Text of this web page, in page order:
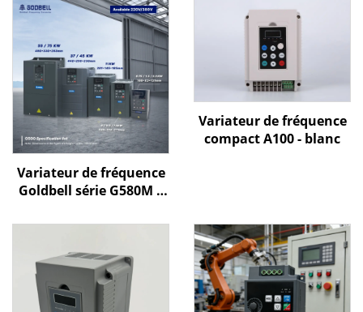
Variateur de fréquence
Goldbell série G580M |
Commande V/f et
Variateur de fréquence
certifié CE
Variateur de fréquence
compact A100 - blanc